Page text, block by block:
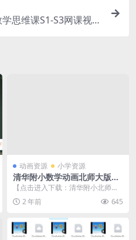
思维课S1-S3网课视
动画资源 小学资源
清华附小数学动画北师大版六
年级上册（45集MP4动画视频
完整版）百度网盘下载
【点击进入下载：清华附小北师大
数学45节动画视频课程】很多家长
都喜欢给孩子看动画...
2 年前 645